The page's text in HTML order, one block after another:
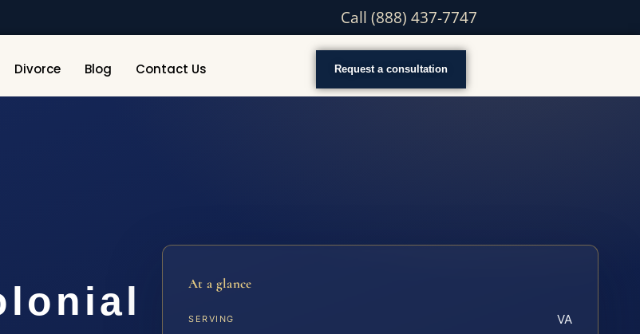
Call (888) 437-7747
Divorce Blog Contact Us Request a consultation
At a glance
SERVING VA